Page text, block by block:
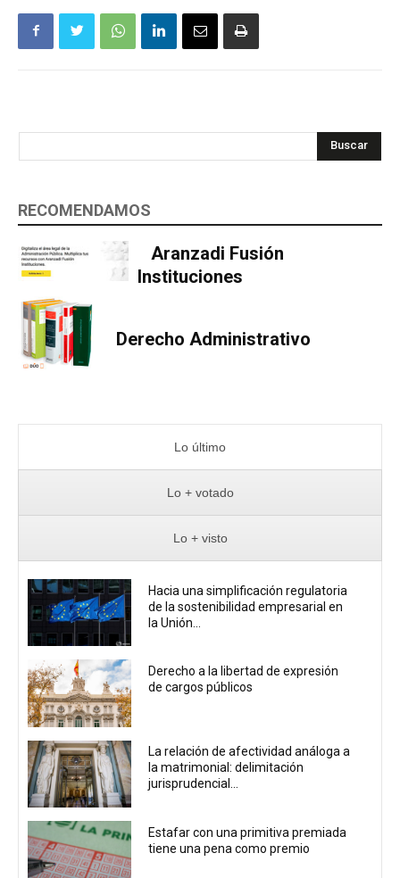
Buscar
RECOMENDAMOS
Aranzadi Fusión
Instituciones
Derecho Administrativo
Lo último
Lo + votado
Lo + visto
Hacia una simplificación regulatoria
de la sostenibilidad empresarial en
la Unión...
Derecho a la libertad de expresión
de cargos públicos
La relación de afectividad análoga a
la matrimonial: delimitación
jurisprudencial...
Estafar con una primitiva premiada
tiene una pena como premio